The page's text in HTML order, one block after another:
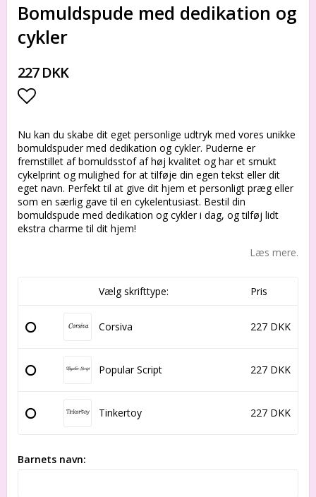
Bomuldspude med dedikation og
cykler
227 DKK
Add to list of favorites
Nu kan du skabe dit eget personlige udtryk med vores unikke
bomuldspuder med dedikation og cykler. Puderne er
fremstillet af bomuldsstof af høj kvalitet og har et smukt
cykelprint og mulighed for at tilføje din egen tekst eller dit
eget navn. Perfekt til at give dit hjem et personligt præg eller
som en særlig gave til en cykelentusiast. Bestil din
bomuldspude med dedikation og cykler i dag, og tilføj lidt
ekstra charme til dit hjem!
Læs mere.
Vælg skrifttype: Pris
Corsiva 227 DKK
Popular Script 227 DKK
Tinkertoy 227 DKK
Barnets navn: